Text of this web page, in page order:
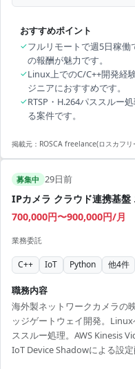
おすすめポイント
✓フルリモートで週5日稼働
の報酬が魅力です。
✓Linux上でのC/C++開発経
ジニアにおすすめです。
✓RTSP・H.264パススルー
る案件です。
掲載元： ROSCA freelance(ロスカフリ
募集中 29日前
IPカメラ クラウド連携基盤
700,000円〜900,000円/月
業務委託
C++ IoT Python 他4件
職務内容
海外製ネットワークカメラの
ッジゲートウェイ開発。
ススルー処理。AWS Kinesis
IoT Device Shadowによる設